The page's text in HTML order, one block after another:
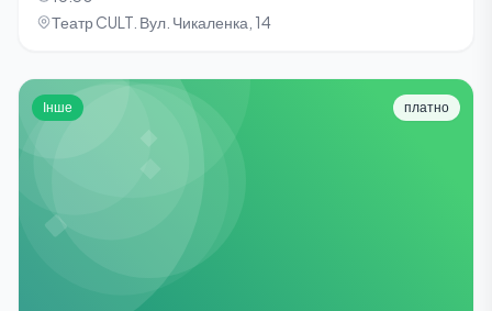
Театр CULT. Вул. Чикаленка, 14
Інше платно